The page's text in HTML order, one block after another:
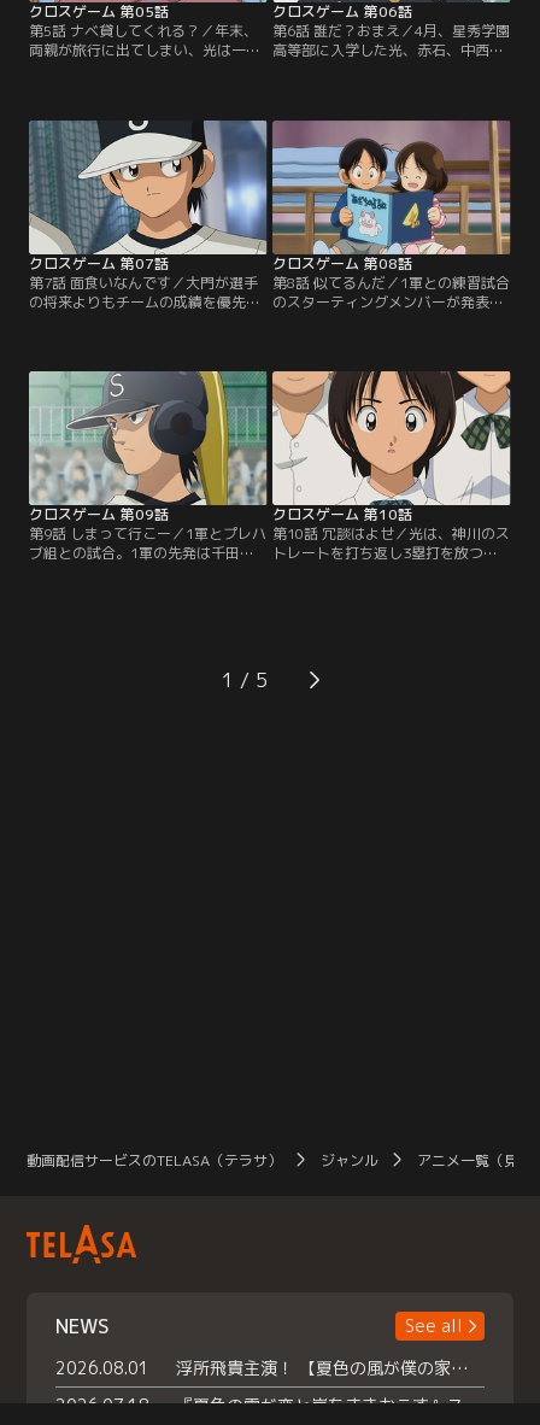
クロスゲーム 第05話
第5話 ナベ貸してくれる？／年末、
両親が旅行に出てしまい、光は一人
も光、赤石、中西はトレーニングを
続けていた。一方、紅葉にお粥を作
ろうと、慣れない家事をする青葉。
うまく作れずに悩んでいると、光が
買物袋をさげてやってきて…。【提
供：バンダイチャンネル】
クロスゲーム 第06話
第6話 誰だ？おまえ／4月、星秀学園
高等部に入学した光、赤石、中西。
して別けられていた。2軍は部室が
なく、プレハブを拠点としているの
で、「プレハブ組」と呼ばれてい
た。光、赤石、中西の三人はプレハ
ブ組に所属することになり…。【提
供：バンダイチャンネル】
クロスゲーム 第07話
第7話 面食いなんです／大門が選手
の将来よりもチームの成績を優先し
け、バッティングピッチャーとして
1軍の練習に連れてくる。青葉が酷
使されていることを聞き、1軍の練
習場に向かった光、赤石、中西は、
大門に事実上の宣戦布告をして…。
【提供：バンダイチャンネル】
クロスゲーム 第08話
第8話 似てるんだ／1軍との練習試合
のスターティングメンバーが発表さ
1軍の実力、周りからの期待にプレ
ッシャーを感じた光は、青葉に会い
にいく。光の投球を受け、意見を求
められた青葉は、「まぁまぁ」と答
えるのだった…。【提供：バンダイ
チャンネル】
クロスゲーム 第09話
第9話 しまって行こー／1軍とプレハ
ブ組との試合。1軍の先発は千田。
レハブ組が3点を先制する。2回裏、
真っ向勝負を挑んだ光は東にホーム
クロスゲーム 第10話
第10話 冗談はよせ／光は、神川のス
トレートを打ち返し3塁打を放つも
ない。疲労がピークに達し投球が乱
れ始めた光は、コントロールを捨て
1
動画配信サービスのTELASA（テラサ） ジャンル アニメ一覧（見放
NEWS
See all
2026.08.01
浮所飛貴主演！ 【夏色の風が僕の家にやってきた】 本日よりテラサで独占配信スタート！
2026.07.18
『夏色の雲が恋と嵐をまきおこす』スペシャルメイキング 【Part1】2026年７月18日（土）23時30分～配信スタート！話題のシーンの裏側を大公開！豪華キャスト大集合！ 『武宮家 真夏の家族会議』開催！